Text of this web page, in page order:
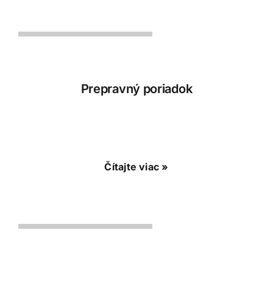
Prepravný poriadok
Čítajte viac »